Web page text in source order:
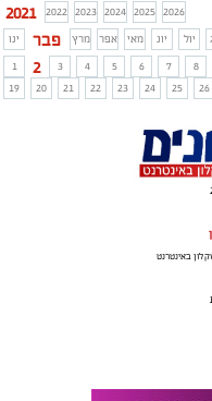
2021 2022 2023 2024 2025 2026
ינו
פבר מרץ אפר מאי יונ יול
1
2 3 4 5 6 7 8
19
20 21 22 23 24 25 26
באינטרנט